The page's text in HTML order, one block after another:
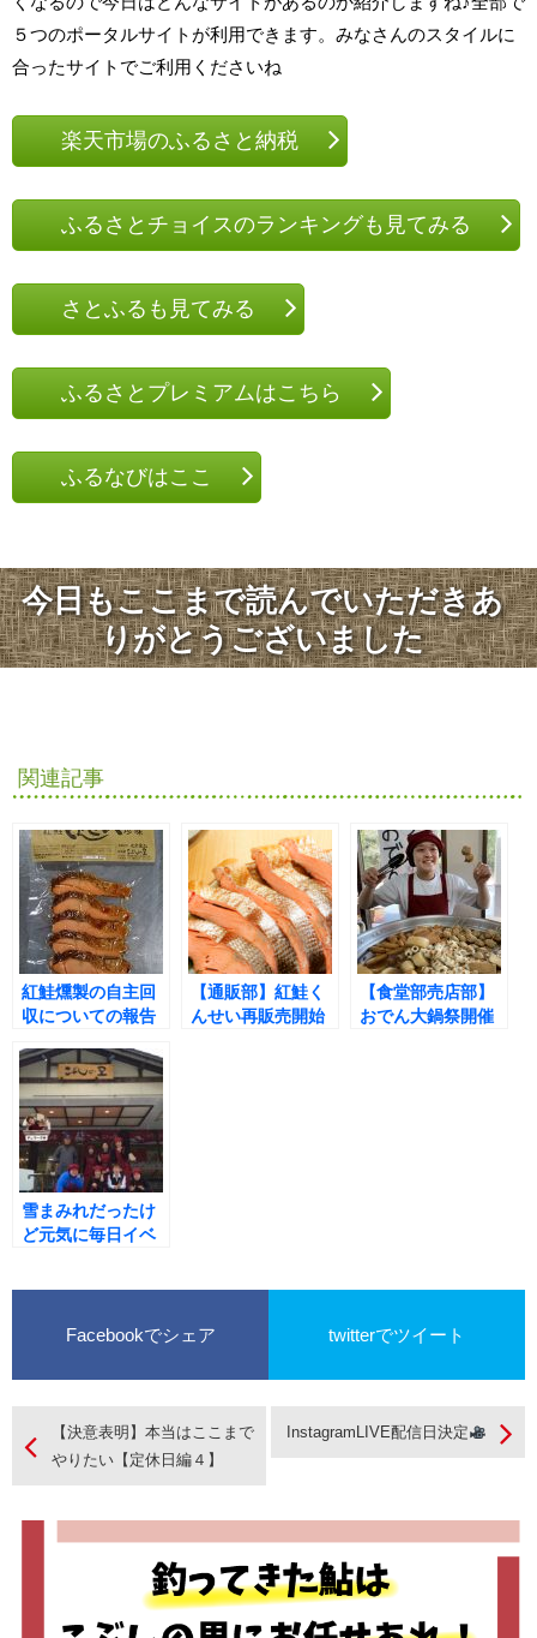
５つのポータルサイトが利用できます。みなさんのスタイルに
合ったサイトでご利用くださいね
楽天市場のふるさと納税
ふるさとチョイスのランキングも見てみる
さとふるも見てみる
ふるさとプレミアムはこちら
ふるなびはここ
今日もここまで読んでいただきあ
りがとうございました
関連記事
紅鮭燻製の自主回
収についての報告
【通販部】紅鮭く
んせい再販売開始
【食堂部売店部】
おでん大鍋祭開催
雪まみれだったけ
ど元気に毎日イベ
Facebookでシェア twitterでツイート
【決意表明】本当はここまで
やりたい【定休日編４】
InstagramLIVE配信日決定